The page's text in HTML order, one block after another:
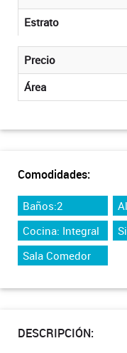
Estrato
Precio
Área
Comodidades:
Baños:2
Cocina: Integral
Sala Comedor
DESCRIPCIÓN: